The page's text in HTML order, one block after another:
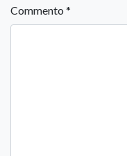
Commento *